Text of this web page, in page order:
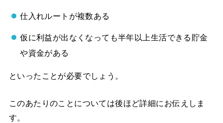
仕入れルートが複数ある
仮に利益が出なくなっても半年以上生活できる貯金
や資金がある
といったことが必要でしょう。
このあたりのことについては後ほど詳細にお伝えしま
す。